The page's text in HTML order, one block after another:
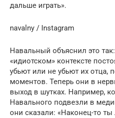
дальше играть».
navalny / Instagram
Навальный объяснил это
«идиотском» контексте
убьют или не убьют их отца,
моментов. Теперь они в
выход в шутках. Например,
Навального подвезли в
они сказали: «Наконец-то